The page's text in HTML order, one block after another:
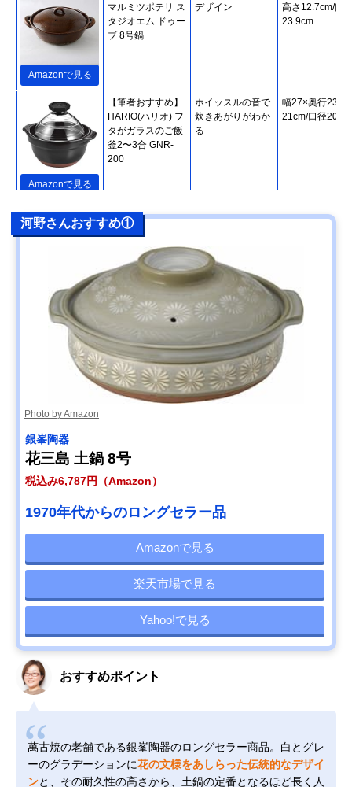
Amazonで見る
マルミツポテリ ス
タジオエム ドゥー
ブ 8号鍋
デザイン
高さ12.7cm/口
23.9cm
Amazonで見る
【筆者おすすめ】
HARIO(ハリオ) フ
タがガラスのご飯
釜2〜3合 GNR-
200
ホイッスルの音で
炊きあがりがわか
る
幅27×奥行23×高
21cm/口径20cm
楽天市場で見る
【筆者おすすめ】
長谷園 かまどさん
四合炊き ACT-04
【筆者おすすめ】
キントー(KINTO)
KAKOMI IH土鍋
2.5L
IHやオーブンなど
さまざまな熱源に
対応
27.5cm
Amazonで見る
【筆者おすすめ】
ミヤザキ食器
M.STYLE Karl(カ
ール) IH軽量土鍋8
号 KAL0308
家庭で気軽に使え
る軽い土鍋
幅29.2×高さ
9.5cm/口径
河野さんおすすめ①
Photo by Amazon
銀峯陶器
花三島 土鍋 8号
税込み6,787円（Amazon）
1970年代からのロングセラー品
Amazonで見る
楽天市場で見る
Yahoo!で見る
おすすめポイント
萬古焼の老舗である銀峯陶器のロングセラー商品。白とグレ
ーのグラデーションに花の文様をあしらった伝統的なデザイ
ンと、その耐久性の高さから、土鍋の定番となるほど長く人